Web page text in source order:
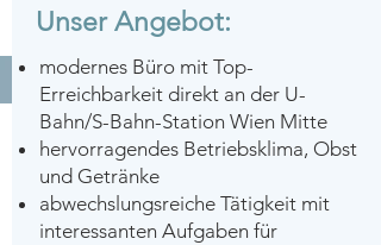
office@ig-tax.at
Unser Angebot:
modernes Büro mit Top-
Erreichbarkeit direkt an der U-
Bahn/S-Bahn-Station Wien Mitte
hervorragendes Betriebsklima, Obst
und Getränke
abwechslungsreiche Tätigkeit mit
interessanten Aufgaben für